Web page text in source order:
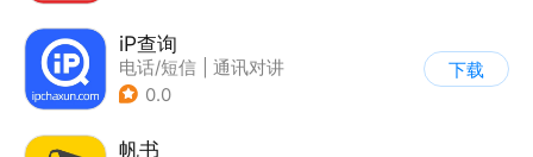
iP查询
电话/短信
通讯对讲
0.0
下载
帆书